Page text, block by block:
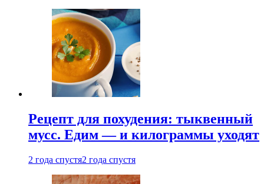
Рецепт для похудения: тыквенный
мусс. Едим — и килограммы уходят
2 года спустя2 года спустя